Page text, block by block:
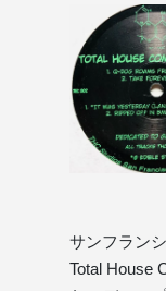
サンフラン
Total House